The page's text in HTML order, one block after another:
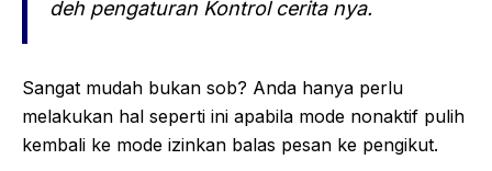
deh pengaturan Kontrol cerita nya.
Sangat mudah bukan sob? Anda hanya perlu
melakukan hal seperti ini apabila mode nonaktif pulih
kembali ke mode izinkan balas pesan ke pengikut.